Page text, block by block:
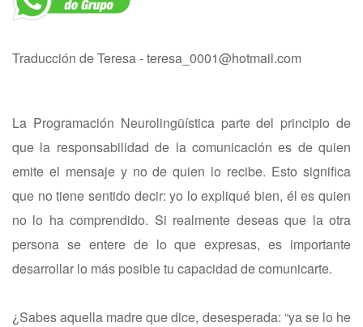
Traducción de Teresa -teresa_0001@hotmail.com
La Programación Neurolingüística parte del principio de
que la responsabilidad de la comunicación es de quien
emite el mensaje y no de quien lo recibe. Esto significa
que no tiene sentido decir: yo lo expliqué bien, él es quien
no lo ha comprendido. Si realmente deseas que la otra
persona se entere de lo que expresas, es importante
desarrollar lo más posible tu capacidad de comunicarte.
¿Sabes aquella madre que dice, desesperada: “ya se lo he